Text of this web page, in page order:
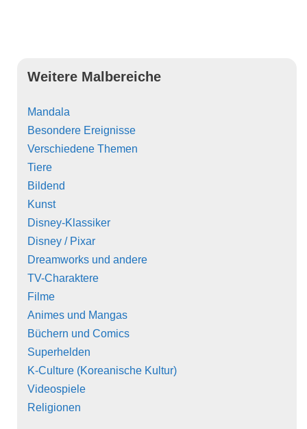
Weitere Malbereiche
Mandala
Besondere Ereignisse
Verschiedene Themen
Tiere
Bildend
Kunst
Disney-Klassiker
Disney / Pixar
Dreamworks und andere
TV-Charaktere
Filme
Animes und Mangas
Büchern und Comics
Superhelden
K-Culture (Koreanische Kultur)
Videospiele
Religionen